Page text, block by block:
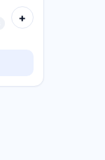
+